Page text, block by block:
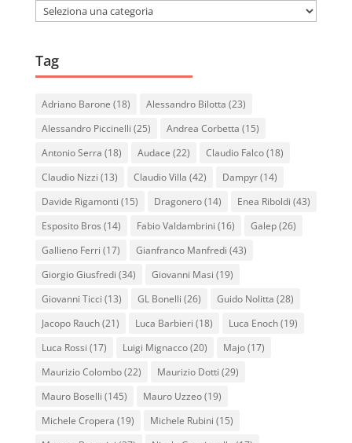
Categorie
Tag
Adriano Barone (18) Alessandro Bilotta (23)
Alessandro Piccinelli (25) Andrea Corbetta (15)
Antonio Serra (18) Audace (22) Claudio Falco(18)
Claudio Nizzi (13) Claudio Villa (42) Dampyr(14)
Davide Rigamonti (15) Dragonero(14) Enea Riboldi (43)
Esposito Bros (14) Fabio Valdambrini (16) Galep(26)
Gallieno Ferri (17) Gianfranco Manfredi (43)
Giorgio Giusfredi (34) Giovanni Masi (19)
Giovanni Ticci (13) GL Bonelli (26) Guido Nolitta (28)
Jacopo Rauch(21) Luca Barbieri (18) Luca Enoch(19)
Luca Rossi (17) Luigi Mignacco(20) Majo(17)
Maurizio Colombo(22) Maurizio Dotti (29)
Mauro Boselli (145) Mauro Uzzeo(19)
Michele Cropera (19) Michele Rubini (15)